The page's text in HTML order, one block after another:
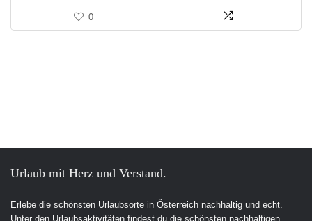
0
Urlaub mit Herz und Verstand.
Erlebe die schönsten Urlaubsorte in Österreich nachhaltig und echt.
Unter den Urlaubsaktivitäten findest du die schönsten nachhaltigen